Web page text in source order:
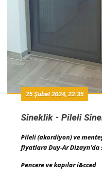
25 Şubat 2024, 22:35
Sineklik - Pileli
Pileli (akordiyon) ve
fiyatlara Duy-Ar Dizayn'da
Pencere ve kapılar i&cced